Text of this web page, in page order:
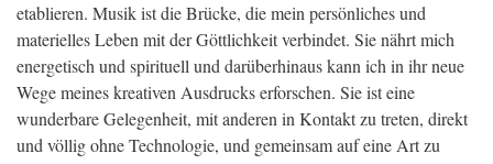
etablieren. Musik ist die Brücke, die mein persönliches und
materielles Leben mit der Göttlichkeit verbindet. Sie nährt mich
energetisch und spirituell und darüberhinaus kann ich in ihr neue
Wege meines kreativen Ausdrucks erforschen. Sie ist eine
wunderbare Gelegenheit, mit anderen in Kontakt zu treten, direkt
und völlig ohne Technologie, und gemeinsam auf eine Art zu